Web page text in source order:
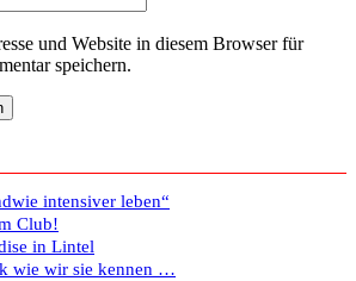
und Website in diesem Browser für
speichern.
intensiver leben“
Club!
in Lintel
wie wir sie kennen …